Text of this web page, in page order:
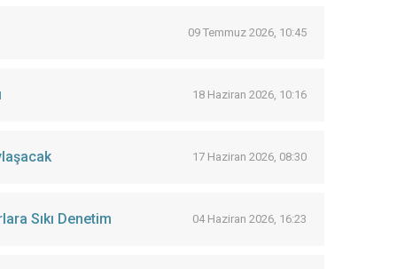
09 Temmuz 2026, 10:45
18 Haziran 2026, 10:16
17 Haziran 2026, 08:30
Sıkı Denetim 04 Haziran 2026, 16:23